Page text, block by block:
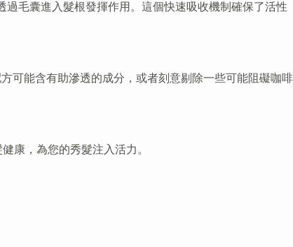
毛囊進入髮根發揮作用。這個快速吸收機制確保了活性
可能含有助滲透的成分，或者刻意剔除一些可能阻礙咖啡
康，為您的秀髮注入活力。